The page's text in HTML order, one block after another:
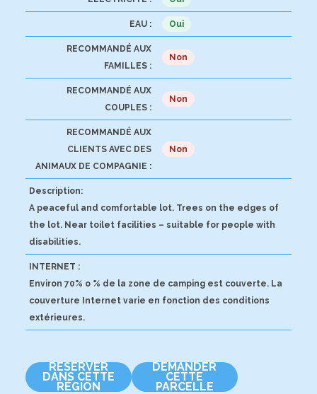
EAU : Oui
RECOMMANDÉ AUX
FAMILLES :
Non
RECOMMANDÉ AUX
COUPLES :
Non
RECOMMANDÉ AUX
CLIENTS AVEC DES
ANIMAUX DE COMPAGNIE :
Non
Description:
A peaceful and comfortable lot. Trees on the edges of
the lot. Near toilet facilities – suitable for people with
disabilities.
INTERNET :
Environ 70% o % de la zone de camping est couverte. La
couverture Internet varie en fonction des conditions
extérieures.
RÉSERVER
DANS CETTE
RÉGION
DEMANDER
CETTE
PARCELLE